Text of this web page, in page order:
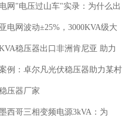
比 73.4%？卓尔凡 ZFLS 系列拆
网"电压过山车"实录：为什么出
器必须把范围做到 270V-480V？
电网波动±25%，3000KVA级大
压器成中企出海"刚需配电"
稳压器出口非洲肯尼亚 助力
业稳定生产
例：卓尔凡光伏稳压器助力某村
伏群解决午间高电压脱网问题
压器厂家
西哥三相变频电源3kVA：为